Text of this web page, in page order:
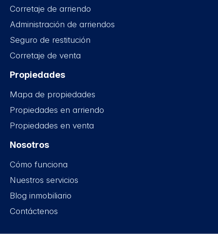
Corretaje de arriendo
Administración de arriendos
Seguro de restitución
Corretaje de venta
Propiedades
Mapa de propiedades
Propiedades en arriendo
Propiedades en venta
Nosotros
Cómo funciona
Nuestros servicios
Blog inmobiliario
Contáctenos